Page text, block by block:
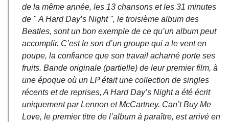
de la même année, les 13 chansons et les 31 minutes
de " A Hard Day’s Night ", le troisième album des
Beatles, sont un bon exemple de ce qu’un album peut
accomplir. C’est le son d’un groupe qui a le vent en
poupe, la confiance que son travail acharné porte ses
fruits. Bande originale (partielle) de leur premier film, à
une époque où un LP était une collection de singles
récents et de reprises, A Hard Day’s Night a été écrit
uniquement par Lennon et McCartney. Can’t Buy Me
Love, le premier titre de l’album à paraître, est arrivé en